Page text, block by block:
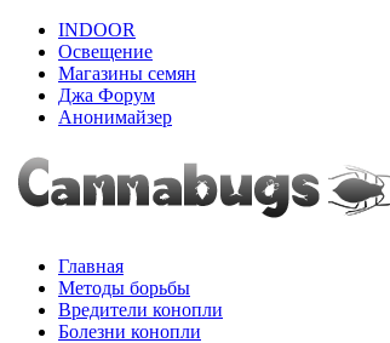
INDOOR
Освещение
Магазины семян
Джа Форум
Анонимайзер
Главная
Методы борьбы
Вредители конопли
Болезни конопли